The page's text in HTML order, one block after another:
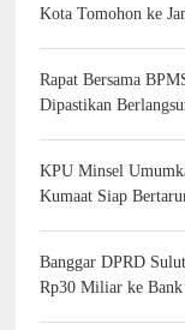
Kota Tomohon ke
Rapat Bersama
Dipastikan
KPU Minsel
Kumaat Siap
Banggar DPRD
Rp30 Miliar ke Bank